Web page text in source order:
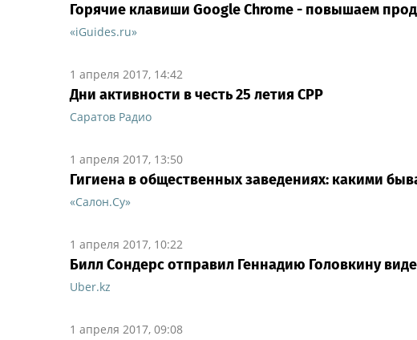
Горячие клавиши Google Chrome - повышаем
«iGuides.ru»
1 апреля 2017, 14:42
Дни активности в честь 25 летия СРР
Саратов Радио
1 апреля 2017, 13:50
Гигиена в общественных заведениях: какими
«Салон.Су»
1 апреля 2017, 10:22
Билл Сондерс отправил Геннадию Головкину
Uber.kz
1 апреля 2017, 09:08